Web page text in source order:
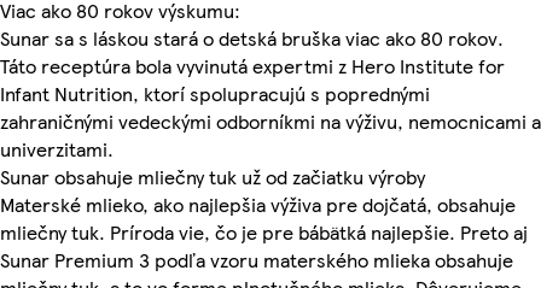
Viac ako 80 rokov výskumu:
Sunar sa s láskou stará o detská bruška viac ako 80 rokov.
Táto receptúra bola vyvinutá expertmi z Hero Institute for
Infant Nutrition, ktorí spolupracujú s poprednými
zahraničnými vedeckými odborníkmi na výživu, nemocnicami a
univerzitami.
Sunar obsahuje mliečny tuk už od začiatku výroby
Materské mlieko, ako najlepšia výživa pre dojčatá, obsahuje
mliečny tuk. Príroda vie, čo je pre bábätká najlepšie. Preto aj
Sunar Premium 3 podľa vzoru materského mlieka obsahuje